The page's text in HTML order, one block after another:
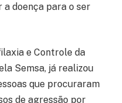
doença para o ser
e Controle da
Semsa, já realizou
que procuraram
de agressão por